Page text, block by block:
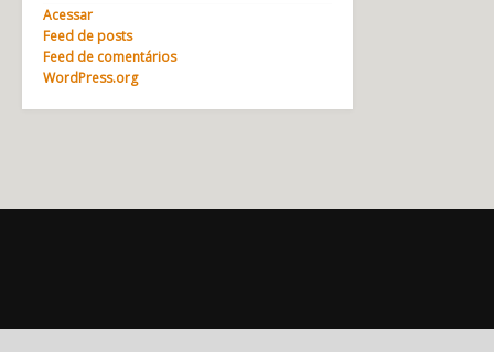
Acessar
Feed de posts
Feed de comentários
WordPress.org